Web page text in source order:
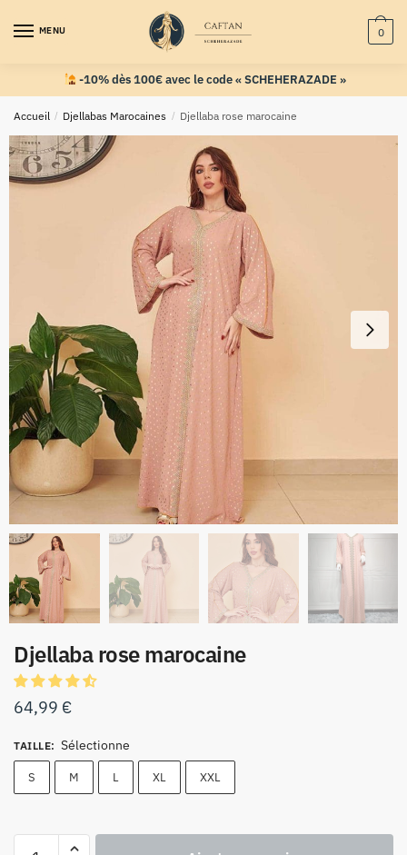
MENU 0
-10% dès 100€ avec le code « SCHEHERAZADE »
Accueil / Djellabas Marocaines / Djellaba rose marocaine
Djellaba rose marocaine
64,99 €
TAILLE: Sélectionne
S M L XL XXL